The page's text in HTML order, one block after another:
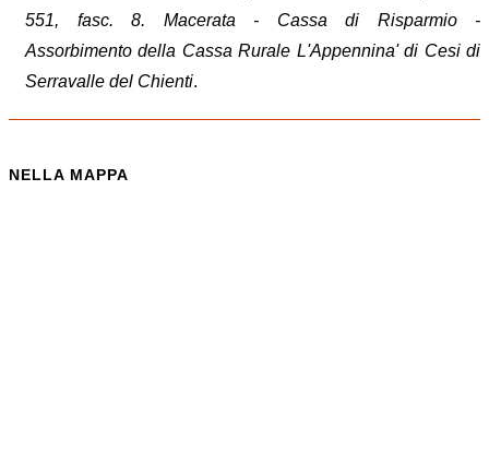
551, fasc. 8. Macerata - Cassa di Risparmio -
Assorbimento della Cassa Rurale L'Appennina' di Cesi di
Serravalle del Chienti.
NELLA MAPPA